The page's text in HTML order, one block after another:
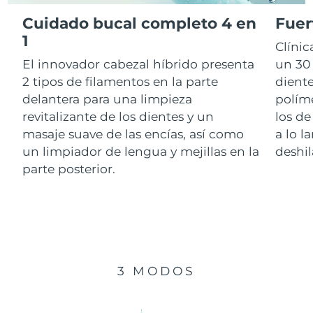
Cuidado bucal completo 4 en
1
El innovador cabezal híbrido presenta
2 tipos de filamentos en la parte
delantera para una limpieza
revitalizante de los dientes y un
masaje suave de las encías, así como
un limpiador de lengua y mejillas en la
parte posterior.
un
los
a lo
3 MODOS
RAE de Macao
(China)
Malasia Entrega prevista 8/13/26
Malta Entrega prevista 8/10/26
México Entrega prevista 8/14/26
Mónaco
Entrega prevista